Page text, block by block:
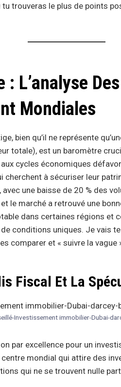
trouveras le plus de points
L’analyse
Mondiales
bien qu’il ne représente
totale), est un baromètre
cycles économiques
à sécuriser leur
une baisse de 20 % des
le marché a retrouvé une
dans certaines régions et
conditions uniques. Je vais
comparer et « suivre la vague
Fiscal Et La
Investissement immobilier-Dubai-
par excellence pour un
mondial qui attire des
qui ne se trouvent nulle